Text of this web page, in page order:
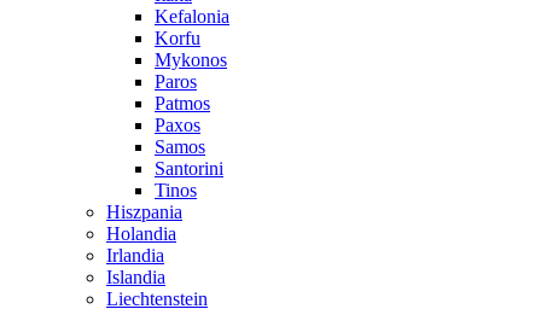
Kefalonia
Korfu
Mykonos
Paros
Patmos
Paxos
Samos
Santorini
Tinos
Hiszpania
Holandia
Irlandia
Islandia
Liechtenstein